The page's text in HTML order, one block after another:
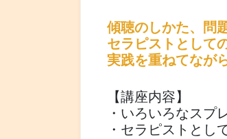
傾聴のしかた、問
セラピストとして
実践を重ねてなが
【講座内容】
・いろいろなスプ
・セラピストとし